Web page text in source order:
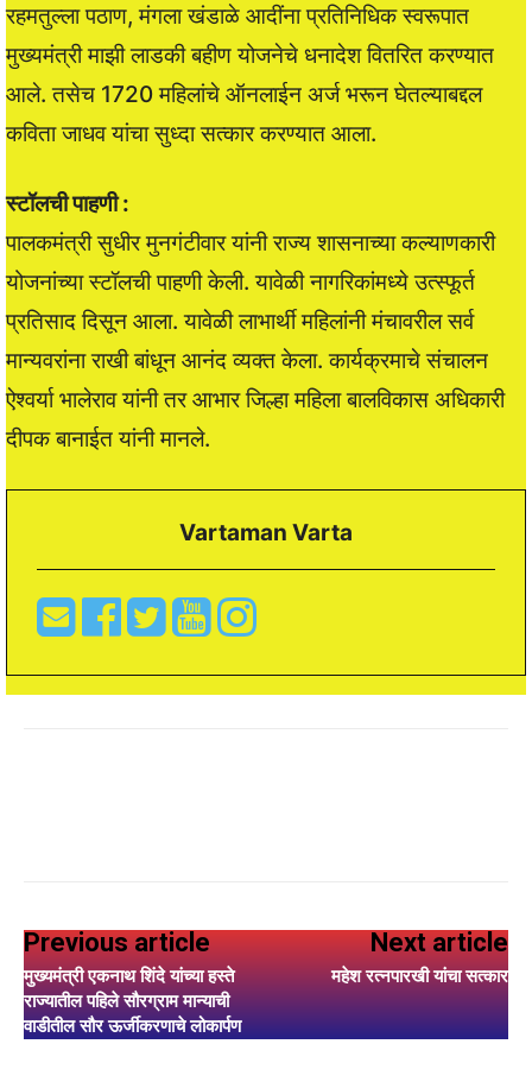
रहमतुल्ला पठाण, मंगला खंडाळे आदींना प्रतिनिधिक स्वरूपात
मुख्यमंत्री माझी लाडकी बहीण योजनेचे धनादेश वितरित करण्यात
आले. तसेच 1720 महिलांचे ऑनलाईन अर्ज भरून घेतल्याबद्दल
कविता जाधव यांचा सुध्दा सत्कार करण्यात आला.
स्टॉलची पाहणी :
पालकमंत्री सुधीर मुनगंटीवार यांनी राज्य शासनाच्या कल्याणकारी
योजनांच्या स्टॉलची पाहणी केली. यावेळी नागरिकांमध्ये उत्स्फूर्त
प्रतिसाद दिसून आला. यावेळी लाभार्थी महिलांनी मंचावरील सर्व
मान्यवरांना राखी बांधून आनंद व्यक्त केला. कार्यक्रमाचे संचालन
ऐश्वर्या भालेराव यांनी तर आभार जिल्हा महिला बालविकास अधिकारी
दीपक बानाईत यांनी मानले.
Vartaman Varta
Previous article
मुख्यमंत्री एकनाथ शिंदे यांच्या हस्ते
राज्यातील पहिले सौरग्राम मान्याची
वाडीतील सौर ऊर्जीकरणाचे लोकार्पण
Next article
महेश रत्नपारखी यांचा सत्कार